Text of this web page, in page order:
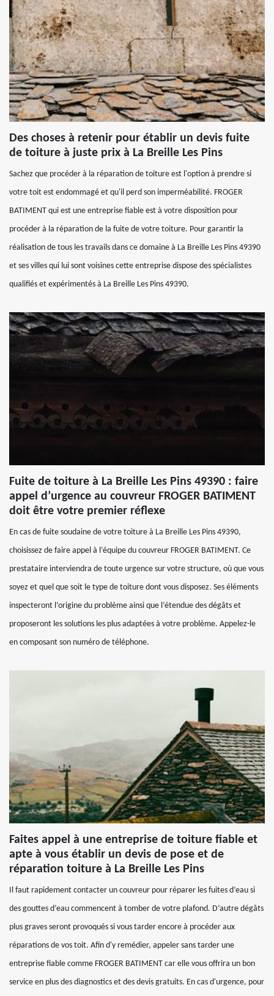
Des choses à retenir pour établir un devis fuite
de toiture à juste prix à La Breille Les Pins
Sachez que procéder à la réparation de toiture est l'option à prendre si
votre toit est endommagé et qu'il perd son imperméabilité. FROGER
BATIMENT qui est une entreprise fiable est à votre disposition pour
procéder à la réparation de la fuite de votre toiture. Pour garantir la
réalisation de tous les travails dans ce domaine à La Breille Les Pins 49390
et ses villes qui lui sont voisines cette entreprise dispose des spécialistes
qualifiés et expérimentés à La Breille Les Pins 49390.
Fuite de toiture à La Breille Les Pins 49390 : faire
appel d’urgence au couvreur FROGER BATIMENT
doit être votre premier réflexe
En cas de fuite soudaine de votre toiture à La Breille Les Pins 49390,
choisissez de faire appel à l’équipe du couvreur FROGER BATIMENT. Ce
prestataire interviendra de toute urgence sur votre structure, où que vous
soyez et quel que soit le type de toiture dont vous disposez. Ses éléments
inspecteront l’origine du problème ainsi que l’étendue des dégâts et
proposeront les solutions les plus adaptées à votre problème. Appelez-le
en composant son numéro de téléphone.
Faites appel à une entreprise de toiture fiable et
apte à vous établir un devis de pose et de
réparation toiture à La Breille Les Pins
Il faut rapidement contacter un couvreur pour réparer les fuites d’eau si
des gouttes d’eau commencent à tomber de votre plafond. D’autre dégâts
plus graves seront provoqués si vous tarder encore à procéder aux
réparations de vos toit. Afin d'y remédier, appeler sans tarder une
entreprise fiable comme FROGER BATIMENT car elle vous offrira un bon
service en plus des diagnostics et des devis gratuits. En cas d'urgence, pour